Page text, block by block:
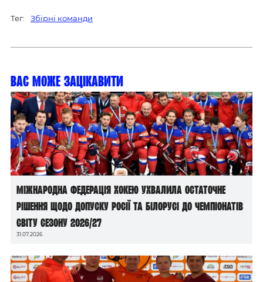
Тег: Збірні команди
Вас може зацікавити
Міжнародна федерація хокею ухвалила остаточне
рішення щодо допуску росії та білорусі до чемпіонатів
світу сезону 2026/27
31.07.2026